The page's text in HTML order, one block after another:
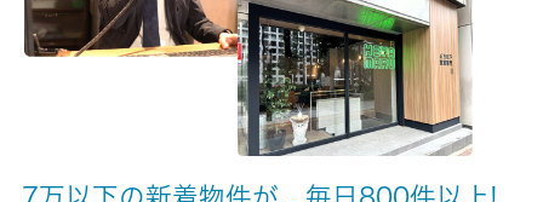
保証人代行